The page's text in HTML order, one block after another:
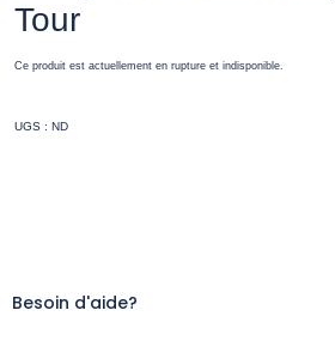
Tour
Ce produit est actuellement en rupture et indisponible.
UGS : ND
Besoin d'aide?